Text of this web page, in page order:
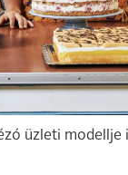
üzleti modellje